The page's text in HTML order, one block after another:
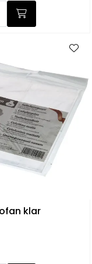
klar